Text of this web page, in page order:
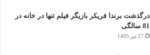
درگذشت برندا فریکر بازیگر فیلم تنها در خانه در
81 سالگی
27 تیر 1405